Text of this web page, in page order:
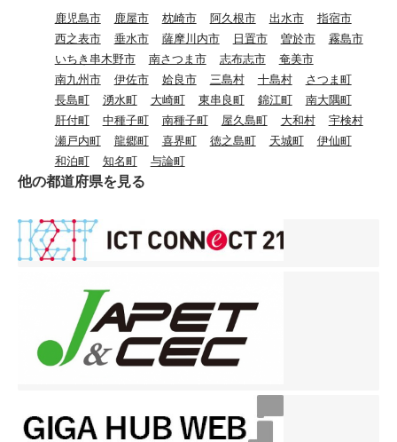
された全12本の記事がこち
らです。※以下のリンクを
クリックすると、外部サイ
ト「かごしまぐるり」へ移
動します。 １ 〖タネロ
グ〗女殿様・松寿院（しょ
うじゅいん）って知って
〖タネログ〗～農作物と地
元の食文化〜地元の農作物
民話・民謡～ ５ 〖タネロ
グ〗～種子島の海の環境と
海洋保護～ ６ 〖タネロ
ロー・離島閃隊タネガシマ
ン誕生秘話～ ７ 〖タネロ
グ〗種子島の海と自然を満
求力や共感を生む力作ばか
りで、客席であるの生徒た
ちも真剣な眼差しで深く聞
き入っている様子が見て取
れました。 評価は、審査
員として生徒代表８名、教
員８名により採点し、後
日、最優秀賞１名、優秀賞
どについて触れ、弁士とし
ての活動をねぎらうことで
する側も他者の多様な価値
観に触れる、素晴らしい大
会でした。
鹿児島市 鹿屋市 枕崎市 阿久根市 出水市
指宿市
西之表市
垂水市 薩摩川内市 日置市 曽於市
霧島市
いちき串木野市
南さつま市 志布志市
奄美市
南九州市
伊佐市 姶良市 三島村 十島村
さつま町
長島町
湧水町 大崎町 東串良町 錦江町
南大隅町
肝付町
中種子町 南種子町 屋久島町 大和村
宇検村
瀬戸内町
龍郷町 喜界町 徳之島町 天城町
伊仙町
和泊町
知名町 与論町
他の都道府県を見る